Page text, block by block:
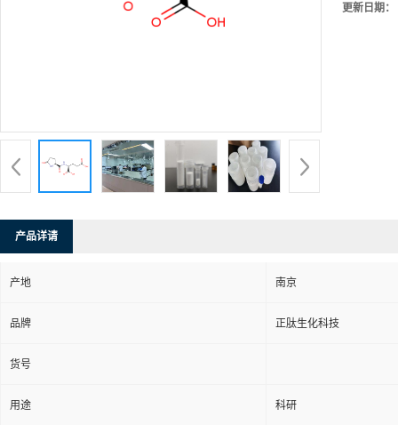
更新日期：
产品详请
产地 南京
品牌 正肽生化科技
货号
用途 科研